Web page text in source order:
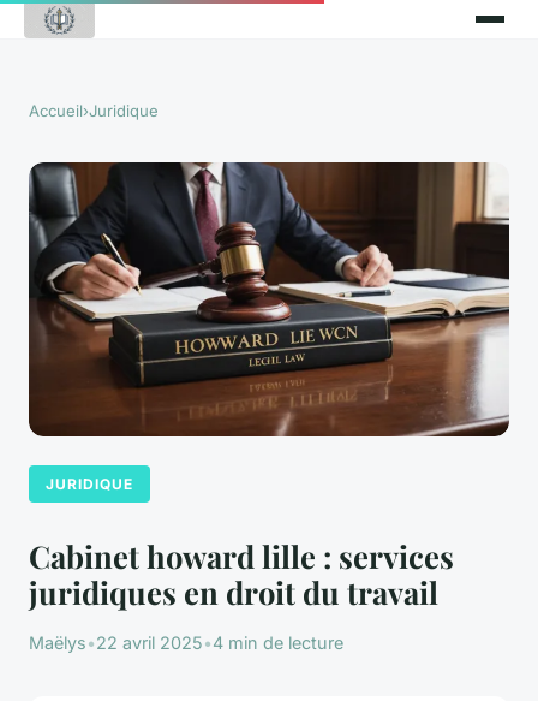
Accueil›Juridique
JURIDIQUE
Cabinet howard lille : services
juridiques en droit du travail
Maëlys•22 avril 2025•4 min de lecture